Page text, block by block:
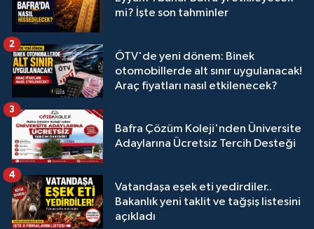
mi? İşte son tahminler
ÖTV'de yeni dönem: Binek
otomobillerde alt sınır uygulanacak!
Araç fiyatları nasıl etkilenecek?
2
Bafra Çözüm Koleji'nden Üniversite
Adaylarına Ücretsiz Tercih Desteği
3
Vatandaşa eşek eti yedirdiler..
Bakanlık yeni taklit ve tağşiş listesini
açıkladı
4